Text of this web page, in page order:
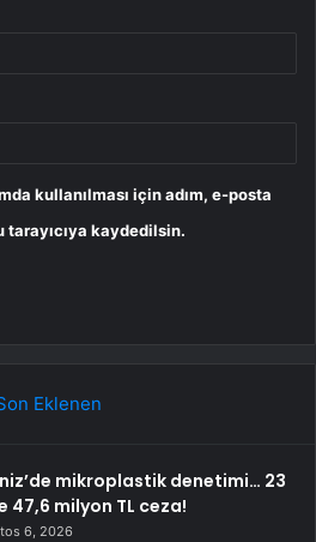
kullanılması için adım, e-posta
tarayıcıya kaydedilsin.
Eklenen
mikroplastik denetimi… 23
47,6 milyon TL ceza!
6, 2026